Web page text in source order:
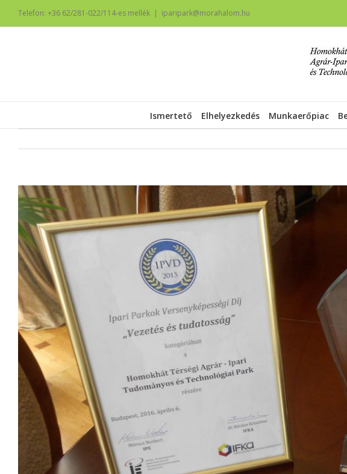
Telefon: +36 62/281-022/114-es mellék | iparipark@morahalom.hu
Ismertető Elhelyezkedés Munkaerőpiac
View
Larger
Image